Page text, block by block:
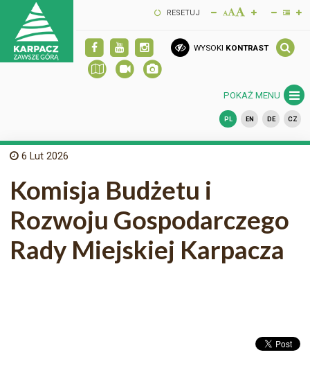
RESETUJ
WYSOKI KONTRAST
POKAŻ MENU
PL EN DE CZ
6 Lut 2026
Komisja Budżetu i
Rozwoju Gospodarczego
Rady Miejskiej Karpacza